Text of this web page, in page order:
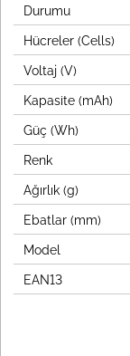
Durumu
Hücreler (Cells)
Voltaj (V)
Kapasite (mAh)
Güç (Wh)
Renk
Ağırlık (g)
Ebatlar (mm)
Model
EAN13